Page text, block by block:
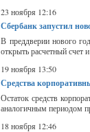
23 ноября 12:16
Сбербанк запустил
В преддверии нового
открыть расчетный счет
19 ноября 13:50
Средства
Остаток средств
аналогичным периодом
18 ноября 12:46